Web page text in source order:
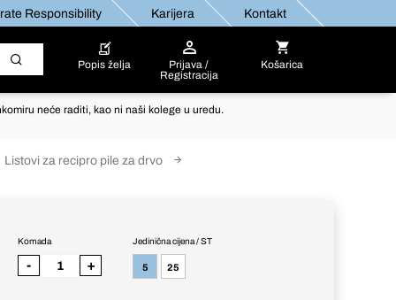
Responsibility Karijera Kontakt
Popis želja
Prijava /
Registracija
Košarica
neće raditi, kao ni naši kolege u uredu.
Listovi za recipro pile za drvo
Jedinična cijena / ST
5 25
Komada
- +